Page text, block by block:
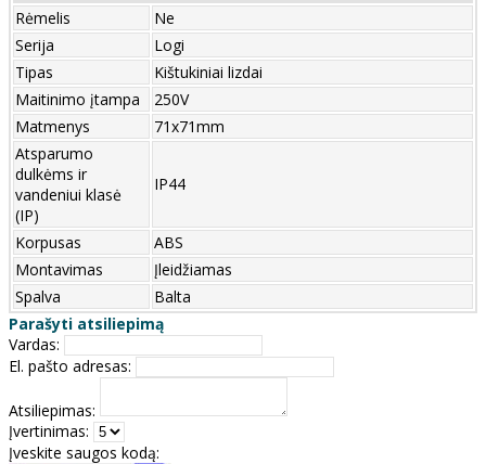
Rėmelis
Ne
Serija
Logi
Tipas
Kištukiniai lizdai
Maitinimo įtampa
250V
Matmenys
71x71mm
Atsparumo
dulkėms ir
vandeniui klasė
(IP)
IP44
Korpusas
ABS
Montavimas
Įleidžiamas
Spalva
Balta
Parašyti atsiliepimą
Vardas:
El. pašto adresas:
Atsiliepimas:
Įvertinimas:
Įveskite saugos kodą: